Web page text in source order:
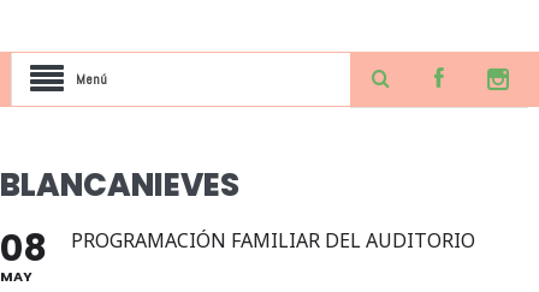
Menú
BLANCANIEVES
08
MAY
PROGRAMACIÓN FAMILIAR DEL AUDITORIO